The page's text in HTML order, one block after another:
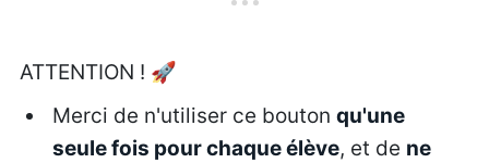
ATTENTION ! 🚀
Merci de n'utiliser ce boutonqu'une
seule fois pour chaque élève, et de ne